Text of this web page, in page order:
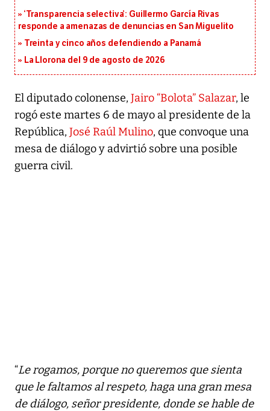
‘Transparencia selectiva’: Guillermo García Rivas
responde a amenazas de denuncias en San Miguelito
Treinta y cinco años defendiendo a Panamá
La Llorona del 9 de agosto de 2026
El diputado colonense, Jairo “Bolota” Salazar, le
rogó este martes 6 de mayo al presidente de la
República, José Raúl Mulino, que convoque una
mesa de diálogo y advirtió sobre una posible
guerra civil.
“Le rogamos, porque no queremos que sienta
que le faltamos al respeto, haga una gran mesa
de diálogo, señor presidente, donde se hable de